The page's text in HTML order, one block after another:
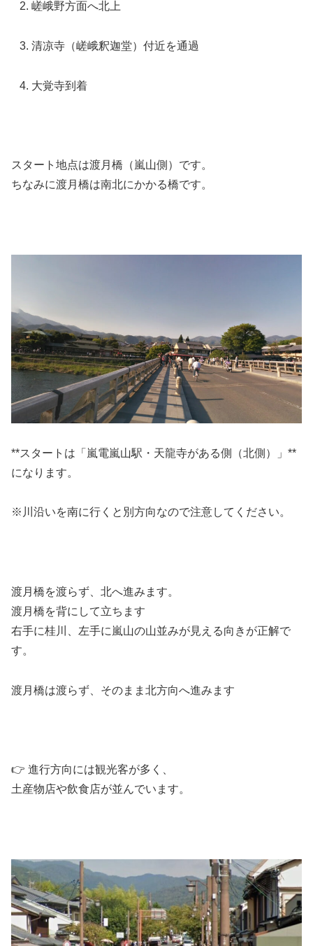
嵯峨野方面へ北上
清凉寺（嵯峨釈迦堂）付近を通過
大覚寺到着
スタート地点は渡月橋（嵐山側）です。
ちなみに渡月橋は南北にかかる橋です。
**スタートは「嵐電嵐山駅・天龍寺がある側（北側）」**
になります。
※川沿いを南に行くと別方向なので注意してください。
渡月橋を渡らず、北へ進みます。
渡月橋を背にして立ちます
右手に桂川、左手に嵐山の山並みが見える向きが正解で
す。
渡月橋は渡らず、そのまま北方向へ進みます
👉 進行方向には観光客が多く、
土産物店や飲食店が並んでいます。